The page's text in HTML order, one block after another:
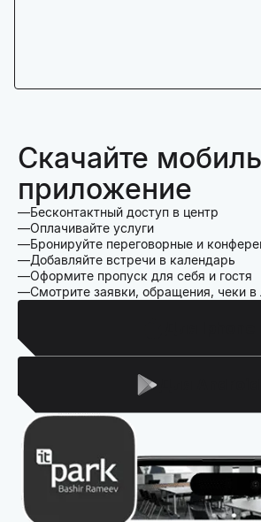
Скачайте
приложение
Бесконтактный доступ в центр
Оплачивайте услуги
Бронируйте переговорные и
Добавляйте встречи в календарь
Оформите пропуск для себя и гостя
Смотрите заявки, обращения, чеки в